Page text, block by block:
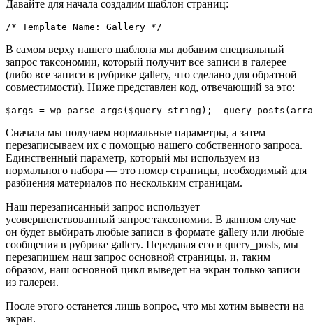
Давайте для начала создадим шаблон страниц:
/* Template Name: Gallery */
В самом верху нашего шаблона мы добавим специальный
запрос таксономии, который получит все записи в галерее
(либо все записи в рубрике gallery, что сделано для обратной
совместимости). Ниже представлен код, отвечающий за это:
$args = wp_parse_args($query_string);
Сначала мы получаем нормальные параметры, а затем
перезаписываем их с помощью нашего собственного запроса.
Единственный параметр, который мы используем из
нормального набора — это номер страницы, необходимый для
разбиения материалов по нескольким страницам.
Наш перезаписанный запрос использует
усовершенствованный запрос таксономии. В данном случае
он будет выбирать любые записи в формате gallery или любые
сообщения в рубрике gallery. Передавая его в query_posts, мы
перезапишем наш запрос основной страницы, и, таким
образом, наш основной цикл выведет на экран только записи
из галереи.
После этого останется лишь вопрос, что мы хотим вывести на
экран.